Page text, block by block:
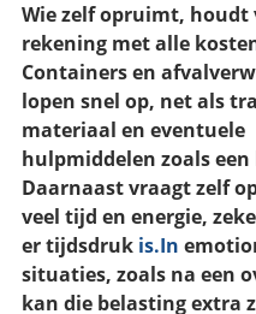
Wie zelf opruimt, houdt
rekening met alle
Containers en
lopen snel op, net als
materiaal en eventuele
hulpmiddelen zoals
Daarnaast vraagt zelf
veel tijd en energie,
er tijdsdruk is.In
situaties, zoals na een
kan die belasting extra